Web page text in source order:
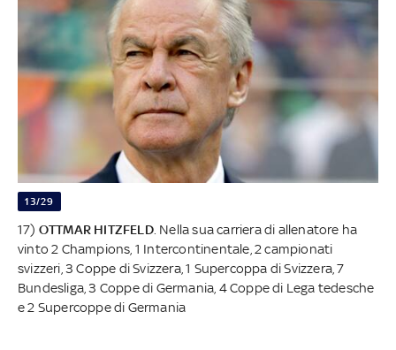
13/29
17) OTTMAR HITZFELD. Nella sua carriera di allenatore ha
vinto 2 Champions, 1 Intercontinentale, 2 campionati
svizzeri, 3 Coppe di Svizzera, 1 Supercoppa di Svizzera, 7
Bundesliga, 3 Coppe di Germania, 4 Coppe di Lega tedesche
e 2 Supercoppe di Germania